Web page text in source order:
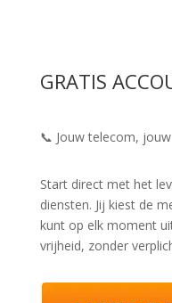
GRATIS
📞 Jouw telecom,
Start direct met het
diensten. Jij kiest de
kunt op elk moment
vrijheid, zonder